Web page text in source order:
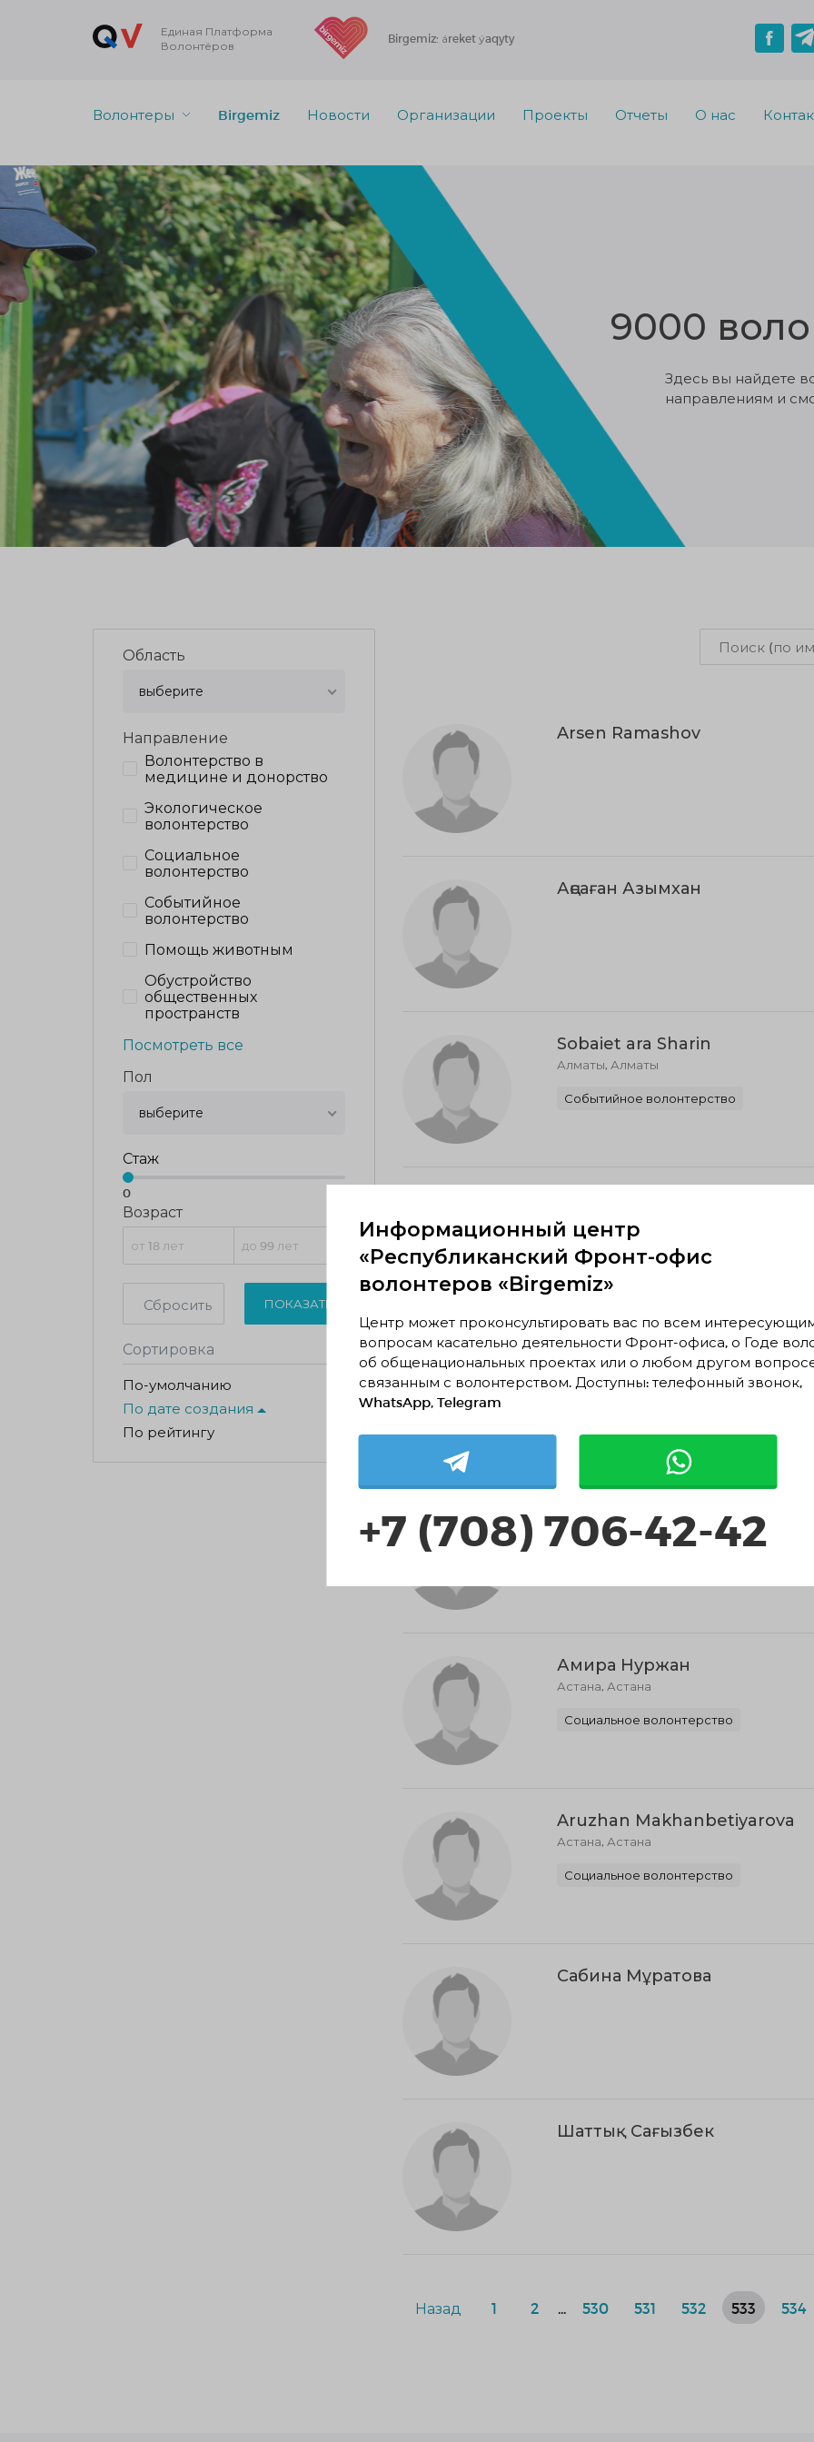
Единая Платформа
Волонтёров
Birgemiz: áreket ýaqyty
Волонтеры Birgemiz Новости Организации Проекты Отчеты О нас
9000
Здесь вы найдете
направлениям и
Область
выберите
Направление
Волонтерство в
медицине и донорство
Экологическое
волонтерство
Социальное
волонтерство
Событийное
волонтерство
Помощь животным
Обустройство
общественных
пространств
Посмотреть все
Пол
выберите
Стаж
0
Возраст
Сбросить ПОКАЗАТЬ
Сортировка
По-умолчанию
По дате создания
По рейтингу
Arsen Ramashov
Аңсаған Азымхан
Sobaiet ara Sharin
Алматы, Алматы
Событийное волонтерство
Алматинская область, Каскелен
Экологическое волонтерство
Улдана Джаманкулова
Астана, Астана
Амира Нуржан
Астана, Астана
Социальное волонтерство
Aruzhan Makhanbetiyarova
Астана, Астана
Социальное волонтерство
Сабина Мұратова
Шаттық Сағызбек
Назад 1 2 530 531 532 533 534
Информационный центр
«Республиканский Фронт-офис
волонтеров «Birgemiz»
Центр может проконсультировать вас по всем
вопросам касательно деятельности Фронт-офиса, о Годе
об общенациональных проектах или о любом другом
связанным с волонтерством. Доступны: телефонный звонок,
WhatsApp, Telegram
+7 (708) 706-42-42